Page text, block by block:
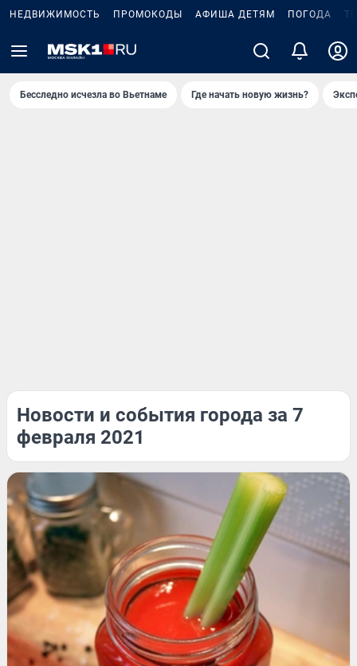
НЕДВИЖИМОСТЬ ПРОМОКОДЫ АФИША ДЕТЯМ ПОГОДА
Бесследно исчезла во Вьетнаме Где начать новую жизнь?
Новости и события города за 7
февраля 2021